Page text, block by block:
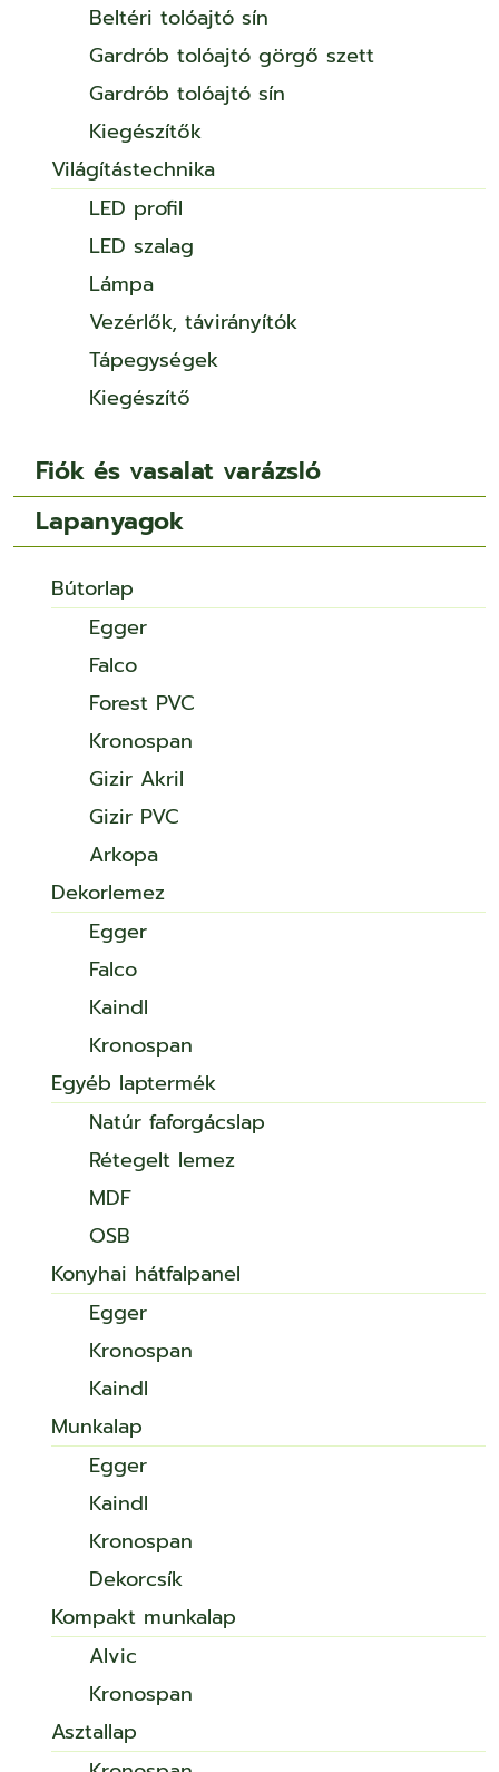
Beltéri tolóajtó sín
Gardrób tolóajtó görgő szett
Gardrób tolóajtó sín
Kiegészítők
Világítástechnika
LED profil
LED szalag
Lámpa
Vezérlők, távirányítók
Tápegységek
Kiegészítő
Fiók és vasalat varázsló
Lapanyagok
Bútorlap
Egger
Falco
Forest PVC
Kronospan
Gizir Akril
Gizir PVC
Arkopa
Dekorlemez
Egger
Falco
Kaindl
Kronospan
Egyéb laptermék
Natúr faforgácslap
Rétegelt lemez
MDF
OSB
Konyhai hátfalpanel
Egger
Kronospan
Kaindl
Munkalap
Egger
Kaindl
Kronospan
Dekorcsík
Kompakt munkalap
Alvic
Kronospan
Asztallap